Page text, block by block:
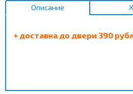
Описание
+ доставка до двери 390